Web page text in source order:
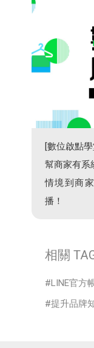
[數位啟點學
幫商家有系
情境到商
播！
相關
LINE官方
提升品牌